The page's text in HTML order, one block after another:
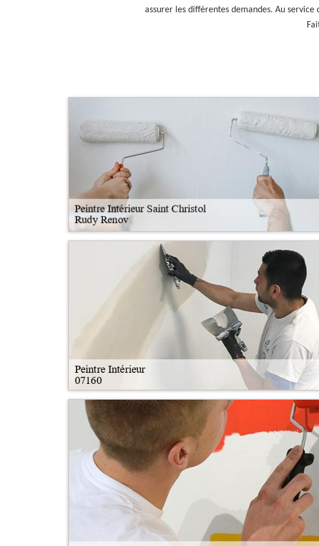
assurer les différentes demandes. Au